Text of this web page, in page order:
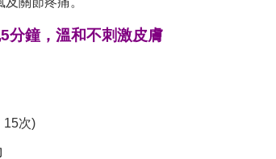
分鐘，溫和不刺激皮膚
15次)